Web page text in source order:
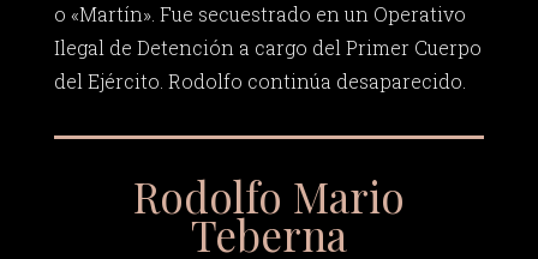
o «Martín». Fue secuestrado en un Operativo
Ilegal de Detención a cargo del Primer Cuerpo
del Ejército. Rodolfo continúa desaparecido.
Rodolfo Mario
Teberna